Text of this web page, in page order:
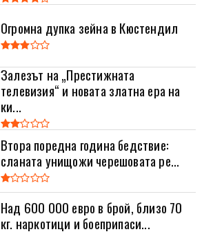
Огромна дупка зейна в Кюстендил
Залезът на „Престижната
телевизия“ и новата златна ера на
ки...
Втора поредна година бедствие:
сланата унищожи черешовата ре...
Над 600 000 евро в брой, близо 70
кг. наркотици и боеприпаси...